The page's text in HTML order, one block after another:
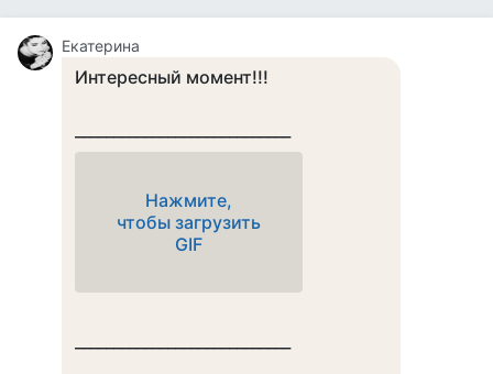
Екатерина
Интересный момент!!!
Нажмите,
чтобы загрузить
GIF